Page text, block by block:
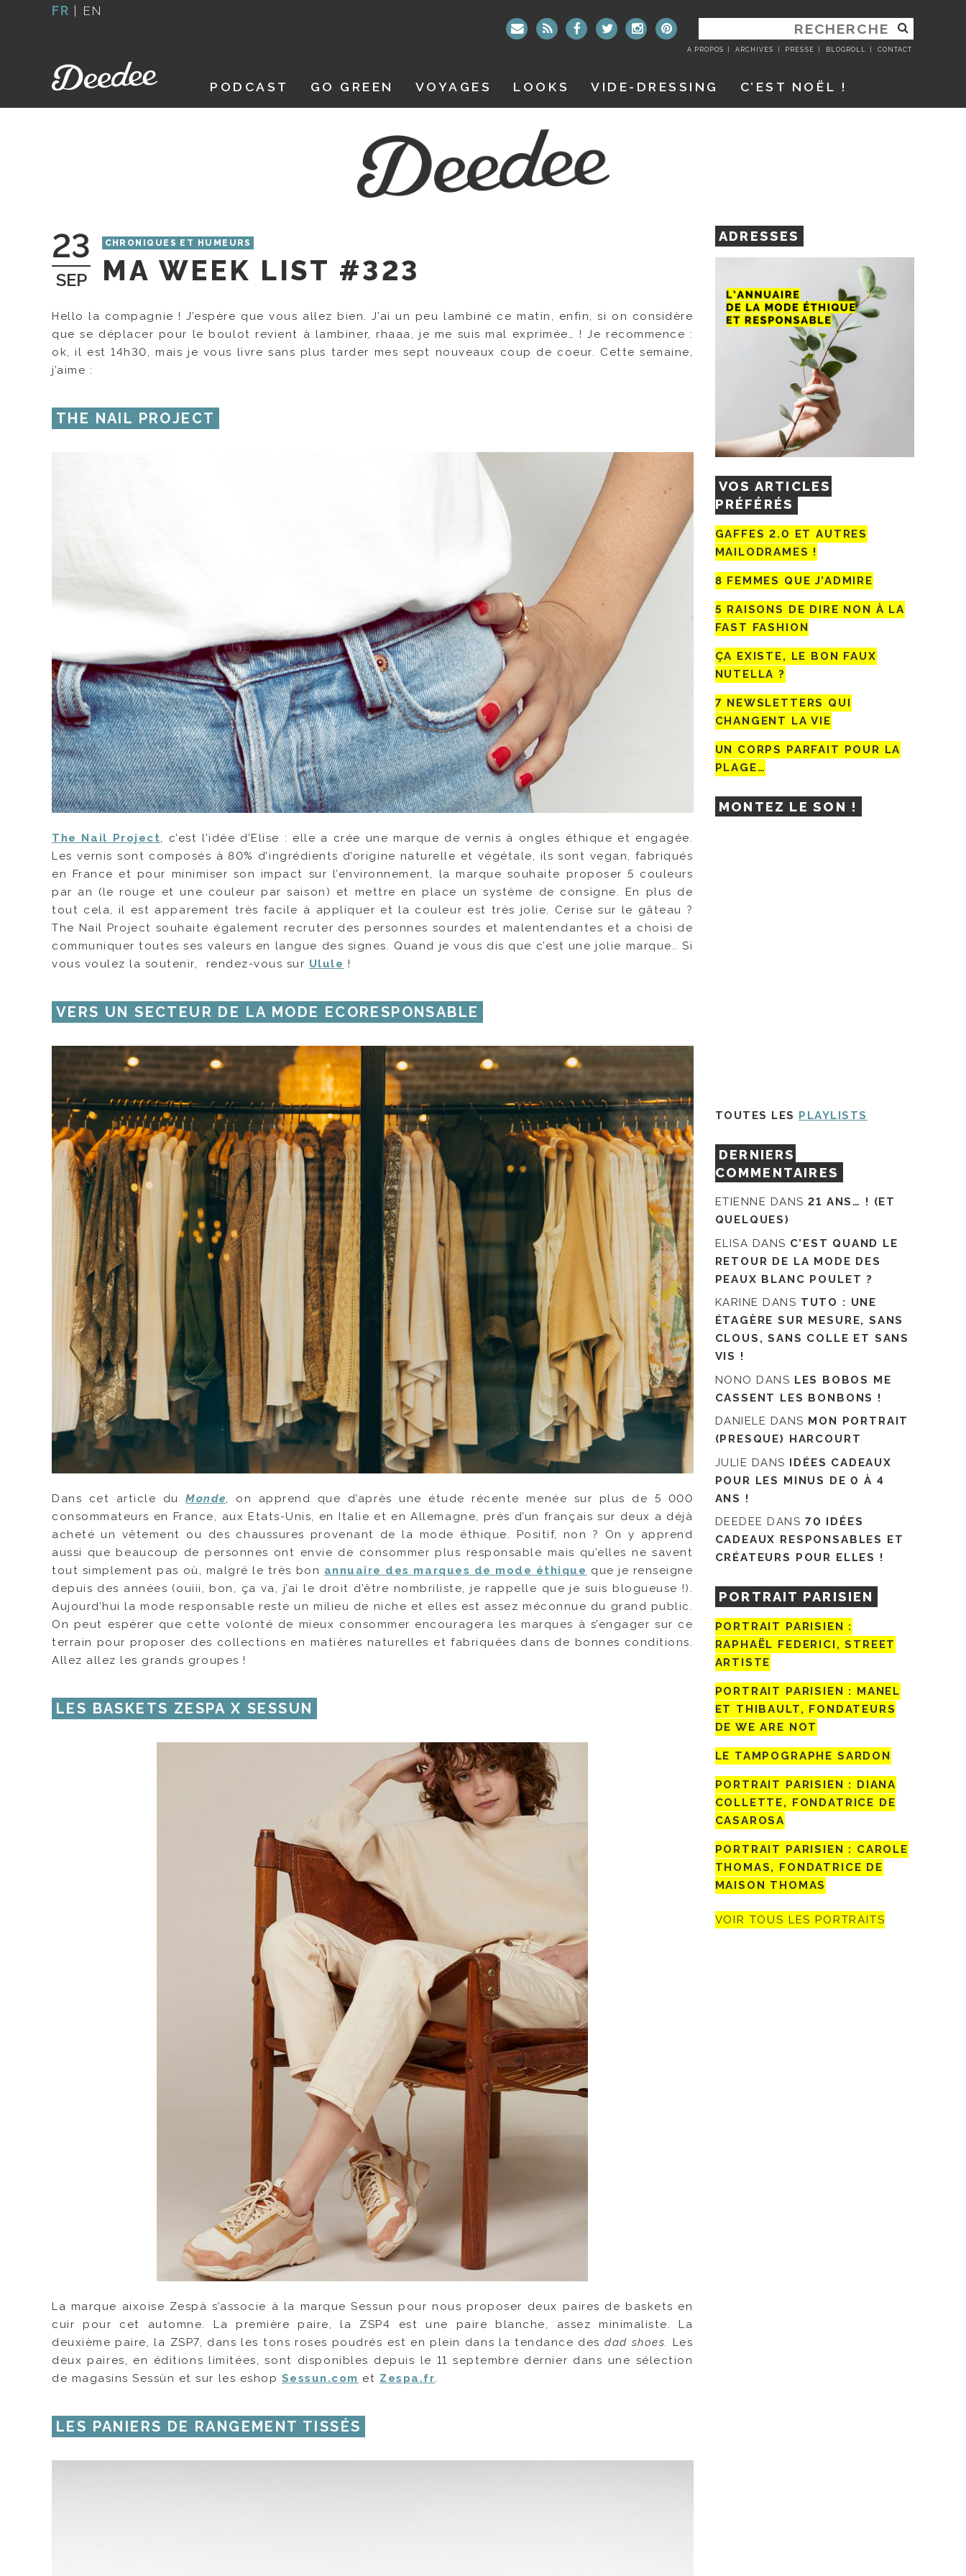
FR | EN
RECHERCHER
:
A PROPOS ARCHIVES PRESSE BLOGROLL CONTACT
PODCAST GO GREEN VOYAGES LOOKS VIDE-DRESSING C’EST NOËL !
23
SEP
CHRONIQUES ET HUMEURS
MA WEEK LIST #323
Hello la compagnie ! J’espère que vous allez bien. J’ai un peu lambiné ce matin, enfin, si on considère
que se déplacer pour le boulot revient à lambiner, rhaaa, je me suis mal exprimée… ! Je recommence :
ok, il est 14h30, mais je vous livre sans plus tarder mes sept nouveaux coup de coeur. Cette semaine,
j’aime :
THE NAIL PROJECT
The Nail Project, c’est l’idée d’Elise : elle a crée une marque de vernis à ongles éthique et engagée.
Les vernis sont composés à 80% d’ingrédients d’origine naturelle et végétale, ils sont vegan, fabriqués
en France et pour minimiser son impact sur l’environnement, la marque souhaite proposer 5 couleurs
par an (le rouge et une couleur par saison) et mettre en place un système de consigne. En plus de
tout cela, il est apparement très facile à appliquer et la couleur est très jolie. Cerise sur le gâteau ?
The Nail Project souhaite également recruter des personnes sourdes et malentendantes et a choisi de
communiquer toutes ses valeurs en langue des signes. Quand je vous dis que c’est une jolie marque.. Si
vous voulez la soutenir, rendez-vous sur Ulule !
VERS UN SECTEUR DE LA MODE ECORESPONSABLE
Dans cet article duMonde, on apprend que d’après une étude récente menée sur plus de 5 000
consommateurs en France, aux Etats-Unis, en Italie et en Allemagne, près d’un français sur deux a déjà
acheté un vêtement ou des chaussures provenant de la mode éthique. Positif, non ? On y apprend
aussi que beaucoup de personnes ont envie de consommer plus responsable mais qu’elles ne savent
tout simplement pas où, malgré le très bon annuaire des marques de mode éthique que je renseigne
depuis des années (ouiii, bon, ça va, j’ai le droit d’être nombriliste, je rappelle que je suis blogueuse !).
Aujourd’hui la mode responsable reste un milieu de niche et elles est assez méconnue du grand public.
On peut espérer que cette volonté de mieux consommer encouragera les marques à s’engager sur ce
terrain pour proposer des collections en matières naturelles et fabriquées dans de bonnes conditions.
Allez allez les grands groupes !
LES BASKETS ZESPA X SESSUN
La marque aixoise Zespà s’associe à la marque Sessun pour nous proposer deux paires de baskets en
cuir pour cet automne. La première paire, la ZSP4 est une paire blanche, assez minimaliste. La
deuxième paire, la ZSP7, dans les tons roses poudrés est en plein dans la tendance desdad shoes. Les
deux paires, en éditions limitées, sont disponibles depuis le 11 septembre dernier dans une sélection
de magasins Sessùn et sur les eshop Sessun.com et Zespa.fr.
LES PANIERS DE RANGEMENT TISSÉS
ADRESSES
VOS ARTICLES
PRÉFÉRÉS
GAFFES 2.0 ET AUTRES
MAILODRAMES !
8 FEMMES QUE J’ADMIRE
5 RAISONS DE DIRE NON À LA
FAST FASHION
ÇA EXISTE, LE BON FAUX
NUTELLA ?
7 NEWSLETTERS QUI
CHANGENT LA VIE
UN CORPS PARFAIT POUR LA
PLAGE…
MONTEZ LE SON !
TOUTES LES PLAYLISTS
DERNIERS
COMMENTAIRES
ETIENNE DANS21 ANS… ! (ET
QUELQUES)
ELISA DANS C’EST QUAND LE
RETOUR DE LA MODE DES
PEAUX BLANC POULET ?
KARINE DANS TUTO : UNE
ÉTAGÈRE SUR MESURE, SANS
CLOUS, SANS COLLE ET SANS
VIS !
NONO DANS LES BOBOS ME
CASSENT LES BONBONS !
DANIELE DANS MON PORTRAIT
(PRESQUE) HARCOURT
JULIE DANS IDÉES CADEAUX
POUR LES MINUS DE 0 À 4
ANS !
DEEDEE DANS 70 IDÉES
CADEAUX RESPONSABLES ET
CRÉATEURS POUR ELLES !
PORTRAIT PARISIEN
PORTRAIT PARISIEN :
RAPHAËL FEDERICI, STREET
ARTISTE
PORTRAIT PARISIEN : MANEL
ET THIBAULT, FONDATEURS
DE WE ARE NOT
LE TAMPOGRAPHE SARDON
PORTRAIT PARISIEN : DIANA
COLLETTE, FONDATRICE DE
CASAROSA
PORTRAIT PARISIEN : CAROLE
THOMAS, FONDATRICE DE
MAISON THOMAS
VOIR TOUS LES PORTRAITS